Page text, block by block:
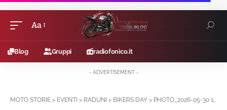
Font
Aa
Blog Gruppi radiofonico.it
- ADVERTISEMENT -
MOTO STORIE > EVENTI > RADUNI > BIKERS DAY > PHOTO_2026-05-30 14.55.53